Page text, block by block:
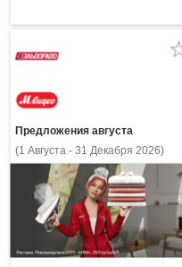
Предложения августа
(1 Августа - 31 Декабря 2026)